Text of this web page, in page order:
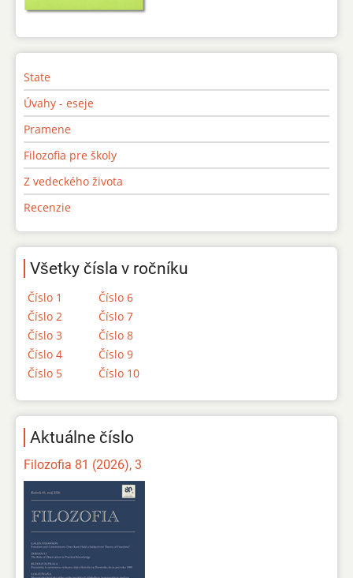
State
Úvahy - eseje
Pramene
Filozofia pre školy
Z vedeckého života
Recenzie
Všetky čísla v ročníku
Číslo 1
Číslo 2
Číslo 3
Číslo 4
Číslo 5
Číslo 6
Číslo 7
Číslo 8
Číslo 9
Číslo 10
Aktuálne číslo
Filozofia 81 (2026), 3